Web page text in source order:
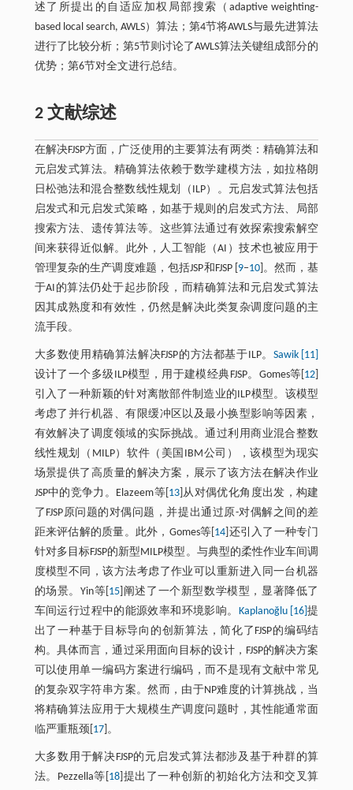
述了所提出的自适应加权局部搜索（adaptive weighting-
based local search, AWLS）算法；第4节将AWLS与最先进算法
进行了比较分析；第5节则讨论了AWLS算法关键组成部分的
优势；第6节对全文进行总结。
2 文献综述
在解决FJSP方面，广泛使用的主要算法有两类：精确算法和
元启发式算法。精确算法依赖于数学建模方法，如拉格朗
日松弛法和混合整数线性规划（ILP）。元启发式算法包括
启发式和元启发式策略，如基于规则的启发式方法、局部
搜索方法、遗传算法等。这些算法通过有效探索搜索解空
间来获得近似解。此外，人工智能（AI）技术也被应用于
管理复杂的生产调度难题，包括JSP和FJSP [ 9‒10]。然而，基
于AI的算法仍处于起步阶段，而精确算法和元启发式算法
因其成熟度和有效性，仍然是解决此类复杂调度问题的主
流手段。
大多数使用精确算法解决FJSP的方法都基于ILP。 Sawik [11]
设计了一个多级ILP模型，用于建模经典FJSP。Gomes等[ 12
引入了一种新颖的针对离散部件制造业的ILP模型。该模型
考虑了并行机器、有限缓冲区以及最小换型影响等因素，
有效解决了调度领域的实际挑战。通过利用商业混合整数
线性规划（MILP）软件（美国IBM公司），该模型为现实
场景提供了高质量的解决方案，展示了该方法在解决作业
JSP中的竞争力。Elazeem等[ 13]从对偶优化角度出发，构建
了FJSP原问题的对偶问题，并提出通过原-对偶解之间的差
距来评估解的质量。此外，Gomes等[ 14 ]还引入了一种专门
针对多目标FJSP的新型MILP模型。与典型的柔性作业车间调
度模型不同，该方法考虑了作业可以重新进入同一台机器
的场景。Yin等[ 15 ]阐述了一个新型数学模型，显著降低了
车间运行过程中的能源效率和环境影响。 Kaplanoğlu [16]提
出了一种基于目标导向的创新算法，简化了FJSP的编码结
构。具体而言，通过采用面向目标的设计，FJSP的解决方案
可以使用单一编码方案进行编码，而不是现有文献中常见
的复杂双字符串方案。然而，由于NP难度的计算挑战，当
将精确算法应用于大规模生产调度问题时，其性能通常面
临严重瓶颈[ 17]。
大多数用于解决FJSP的元启发式算法都涉及基于种群的算
法。Pezzella等[ 18 ]提出了一种创新的初始化方法和交叉算